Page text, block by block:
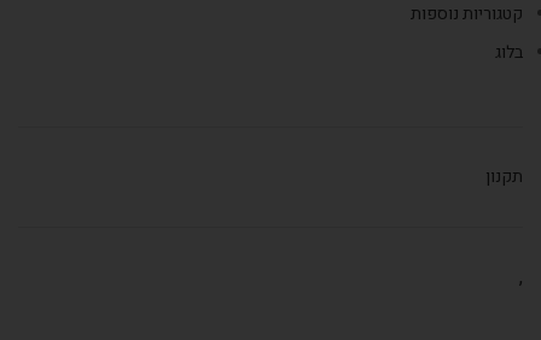
קטגוריות נוספות
בלוג
תקנון
,